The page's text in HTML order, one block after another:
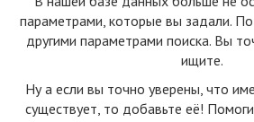
параметрами, которые вы задали.
другими параметрами поиска. Вы
ищите.
Ну а если вы точно уверены, что
существует, то добавьте её!